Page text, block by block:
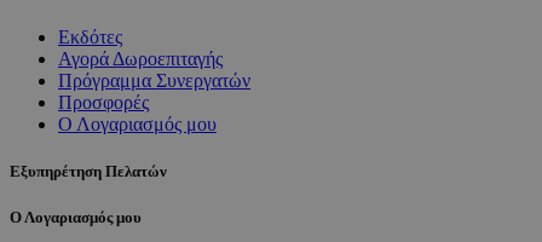
Εκδότες
Αγορά Δωροεπιταγής
Πρόγραμμα Συνεργατών
Προσφορές
Ο Λογαριασμός μου
Εξυπηρέτηση Πελατών
Ο Λογαριασμός μου